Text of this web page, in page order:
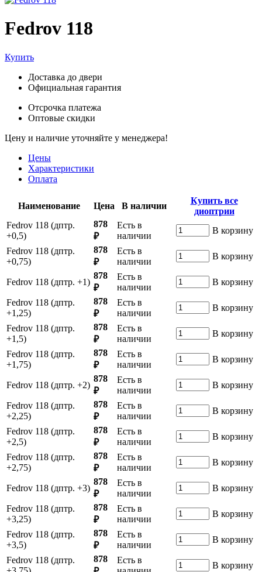
Fedrov 118
Купить
Доставка до двери
Официальная гарантия
Отсрочка платежа
Оптовые скидки
Цену и наличие уточняйте у менеджера!
Цены
Характеристики
Оплата
Наименование Цена В наличии
Купить все
диоптрии
Fedrov 118 (дптр.
+0,5)
878
₽
Есть в
наличии
В корзину
Fedrov 118 (дптр.
+0,75)
878
₽
Есть в
наличии
В корзину
Fedrov 118 (дптр. +1)
878
₽
Есть в
наличии
В корзину
Fedrov 118 (дптр.
+1,25)
878
₽
Есть в
наличии
В корзину
Fedrov 118 (дптр.
+1,5)
878
₽
Есть в
наличии
В корзину
Fedrov 118 (дптр.
+1,75)
878
₽
Есть в
наличии
В корзину
Fedrov 118 (дптр. +2)
878
₽
Есть в
наличии
В корзину
Fedrov 118 (дптр.
+2,25)
878
₽
Есть в
наличии
В корзину
Fedrov 118 (дптр.
+2,5)
878
₽
Есть в
наличии
В корзину
Fedrov 118 (дптр.
+2,75)
878
₽
Есть в
наличии
В корзину
Fedrov 118 (дптр. +3)
878
₽
Есть в
наличии
В корзину
Fedrov 118 (дптр.
+3,25)
878
₽
Есть в
наличии
В корзину
Fedrov 118 (дптр.
+3,5)
878
₽
Есть в
наличии
В корзину
Fedrov 118 (дптр.
878
Есть в
В корзину